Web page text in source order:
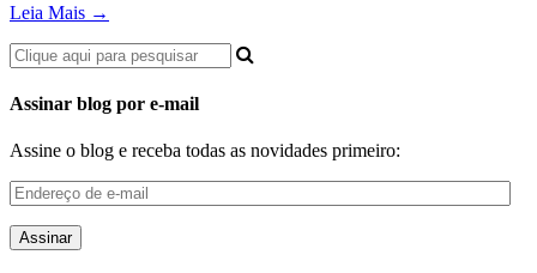
Leia Mais →
Assinar blog por e-mail
Assine o blog e receba todas as novidades primeiro:
Endereço
de
e-
mail